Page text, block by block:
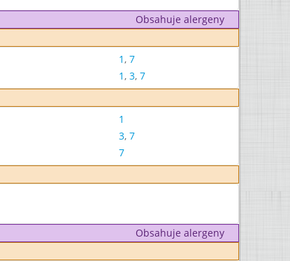
Obsahuje alergeny
1, 7
1, 3, 7
1
3, 7
7
Obsahuje alergeny